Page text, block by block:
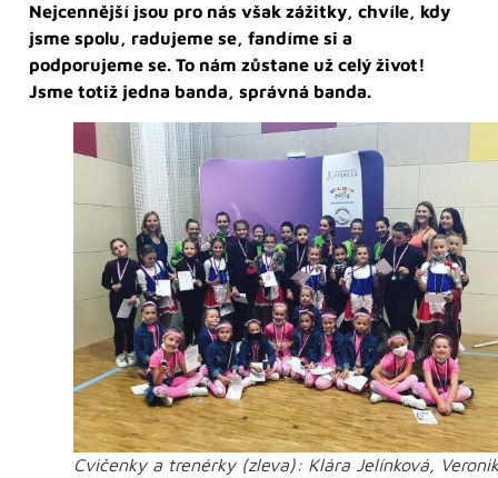
Nejcennější jsou pro nás však zážitky, chvíle, kdy
jsme spolu, radujeme se, fandíme si a
podporujeme se. To nám zůstane už celý život!
Jsme totiž jedna banda, správná banda.
Cvičenky a trenérky (zleva): Klára Jelínková,